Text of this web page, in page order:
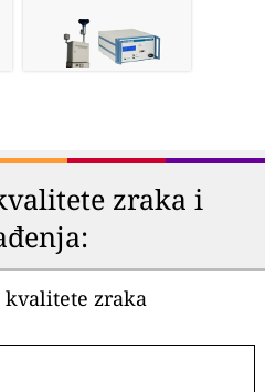
zraka i
kvalitete zraka